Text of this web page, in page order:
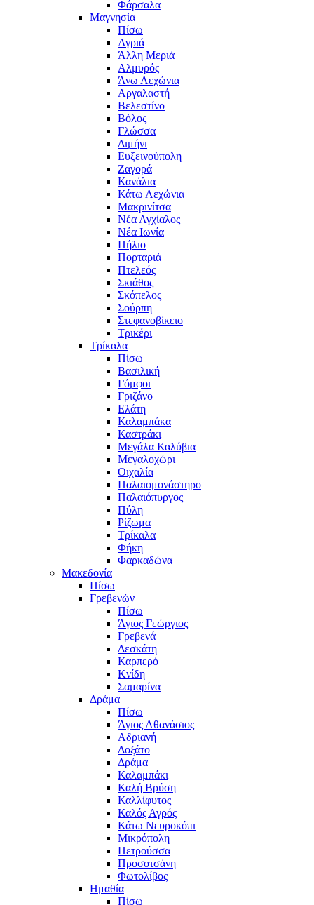
Φάρσαλα
Μαγνησία
Πίσω
Αγριά
Άλλη Μεριά
Αλμυρός
Άνω Λεχώνια
Αργαλαστή
Βελεστίνο
Βόλος
Γλώσσα
Διμήνι
Ευξεινούπολη
Ζαγορά
Κανάλια
Κάτω Λεχώνια
Μακρινίτσα
Νέα Αγχίαλος
Νέα Ιωνία
Πήλιο
Πορταριά
Πτελεός
Σκιάθος
Σκόπελος
Σούρπη
Στεφανοβίκειο
Τρικέρι
Τρίκαλα
Πίσω
Βασιλική
Γόμφοι
Γριζάνο
Ελάτη
Καλαμπάκα
Καστράκι
Μεγάλα Καλύβια
Μεγαλοχώρι
Οιχαλία
Παλαιομονάστηρο
Παλαιόπυργος
Πύλη
Ρίζωμα
Τρίκαλα
Φήκη
Φαρκαδώνα
Μακεδονία
Πίσω
Γρεβενών
Πίσω
Άγιος Γεώργιος
Γρεβενά
Δεσκάτη
Καρπερό
Κνίδη
Σαμαρίνα
Δράμα
Πίσω
Άγιος Αθανάσιος
Αδριανή
Δοξάτο
Δράμα
Καλαμπάκι
Καλή Βρύση
Καλλίφυτος
Καλός Αγρός
Κάτω Νευροκόπι
Μικρόπολη
Πετρούσσα
Προσοτσάνη
Φωτολίβος
Ημαθία
Πίσω